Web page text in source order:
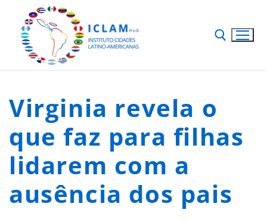
Virginia revela o
que faz para filhas
lidarem com a
ausência dos pais